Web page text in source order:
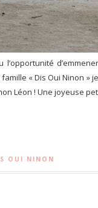
l’opportunité
famille « Dis Oui Ninon
Léon ! Une joyeuse
OUI NINON